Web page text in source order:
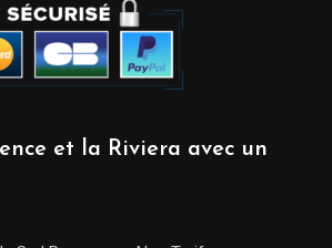
et la Riviera avec un